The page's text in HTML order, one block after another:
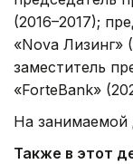
(2016–2017);
«Nova Лизинг»
заместитель
«ForteBank»
На занимаемой
Также в этот